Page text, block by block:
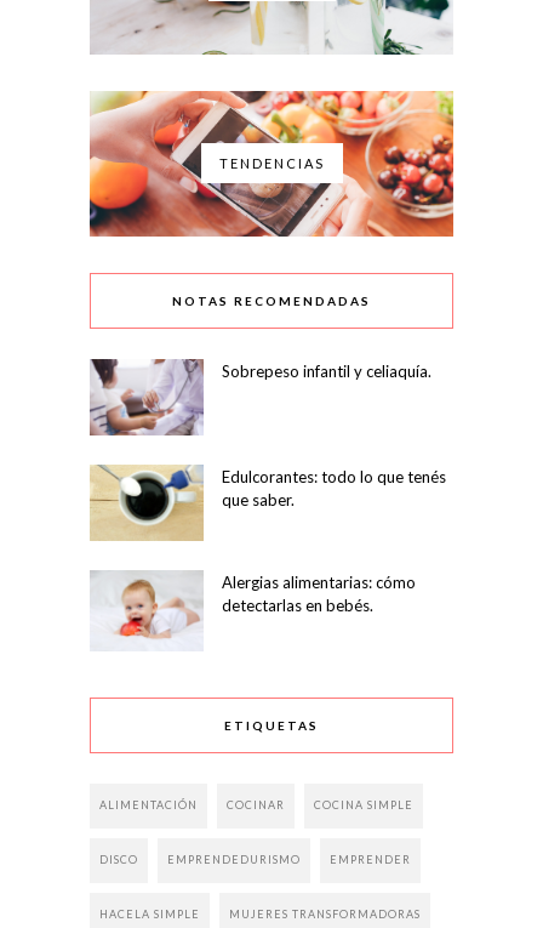
TENDENCIAS
NOTAS RECOMENDADAS
Sobrepeso infantil y celiaquía.
Edulcorantes: todo lo que tenés
que saber.
Alergias alimentarias: cómo
detectarlas en bebés.
ETIQUETAS
ALIMENTACIÓN COCINAR COCINA SIMPLE
DISCO EMPRENDEDURISMO EMPRENDER
HACELA SIMPLE MUJERES TRANSFORMADORAS